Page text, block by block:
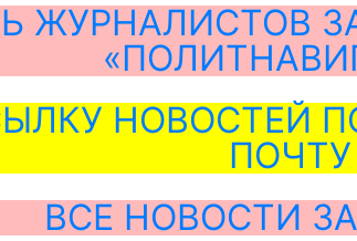
ЖУРНАЛИСТОВ
НОВОСТЕЙ
ПОЧТУ
ВСЕ НОВОСТИ